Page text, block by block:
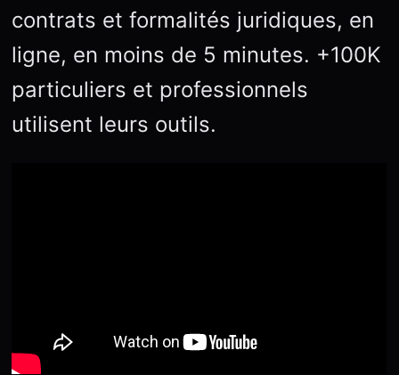
contrats et formalités juridiques, en
ligne, en moins de 5 minutes. +100K
particuliers et professionnels
utilisent leurs outils.